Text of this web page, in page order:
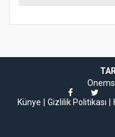
Künye
Gizlilik Politikası